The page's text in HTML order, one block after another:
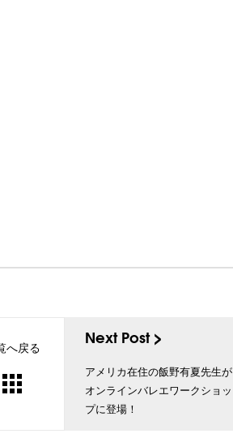
へ戻る Next Post >
アメリカ在住の飯野有夏先生が
オンラインバレエワークショッ
プに登場！